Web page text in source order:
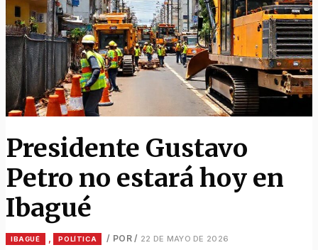
Presidente Gustavo
Petro no estará hoy en
Ibagué
IBAGUÉ POLÍTICA / POR / 22 DE MAYO DE 2026